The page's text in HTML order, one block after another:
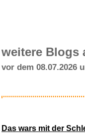
weitere Blogs
vor dem 08.07.2026
Das wars mit der